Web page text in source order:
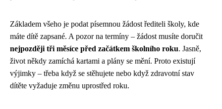
Základem všeho je podat písemnou žádost řediteli školy, kde
máte dítě zapsané. A pozor na termíny – žádost musíte doručit
nejpozději tři měsíce před začátkem školního roku. Jasně,
život někdy zamíchá kartami a plány se mění. Proto existují
výjimky – třeba když se stěhujete nebo když zdravotní stav
dítěte vyžaduje změnu uprostřed roku.